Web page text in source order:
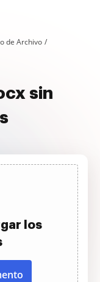
de Archivo
sin
los